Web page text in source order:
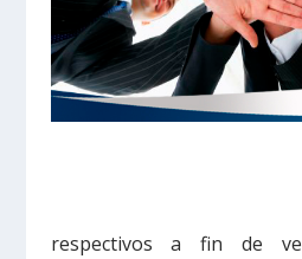
respectivos a fin de